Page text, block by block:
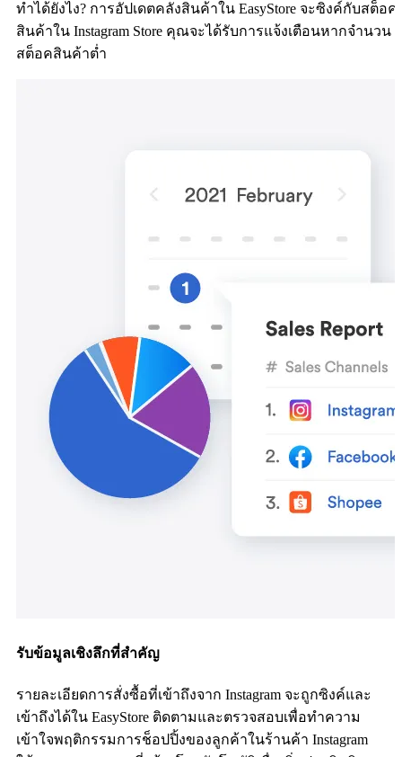
ทำได้ยังไง? การอัปเดตคลังสินค้าใน EasyStore จะซิงค์กับสต็อค
สินค้าใน Instagram Store คุณจะได้รับการแจ้งเตือนหากจำนวน
สต็อคสินค้าต่ำ
รับข้อมูลเชิงลึกที่สำคัญ
รายละเอียดการสั่งซื้อที่เข้าถึงจาก Instagram จะถูกซิงค์และ
เข้าถึงได้ใน EasyStore ติดตามและตรวจสอบเพื่อทำความ
เข้าใจพฤติกรรมการช็อปปิ้งของลูกค้าในร้านค้า Instagram